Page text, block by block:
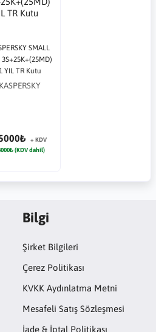
SMALL
3S+25K+(25MD)
YIL TR Kutu
KASPERSKY
+ KDV
(KDV dahil)
Bilgi
Şirket Bilgileri
Çerez Politikası
KVKK Aydınlatma Metni
Mesafeli Satış Sözleşmesi
İade & İptal Politikası